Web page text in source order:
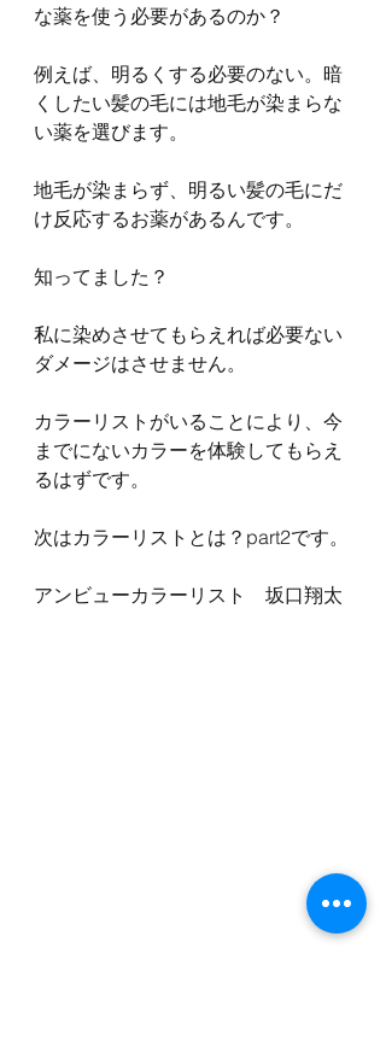
な薬を使う必要があるのか？
例えば、明るくする必要のない。暗
くしたい髪の毛には地毛が染まらな
い薬を選びます。
地毛が染まらず、明るい髪の毛にだ
け反応するお薬があるんです。
知ってました？
私に染めさせてもらえれば必要ない
ダメージはさせません。
カラーリストがいることにより、今
までにないカラーを体験してもらえ
るはずです。
次はカラーリストとは？part2です。
アンビューカラーリスト　坂口翔太